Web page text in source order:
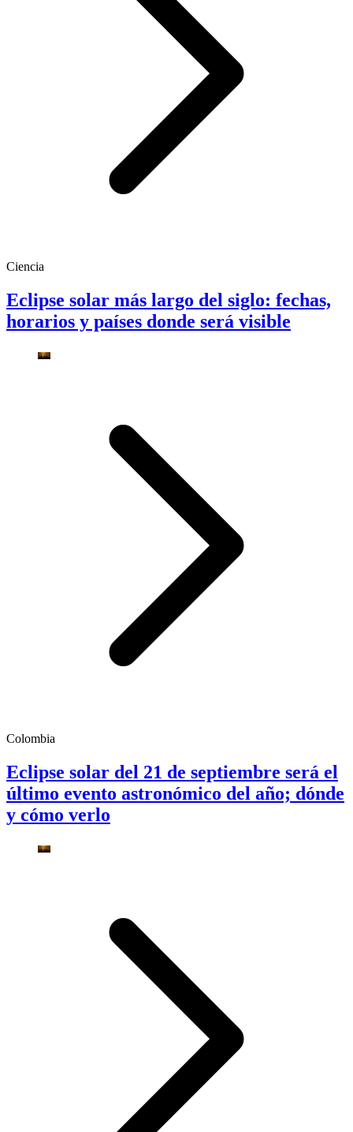
Ciencia
Eclipse solar más largo del siglo: fechas,
horarios y países donde será visible
Colombia
Eclipse solar del 21 de septiembre será el
último evento astronómico del año; dónde
y cómo verlo